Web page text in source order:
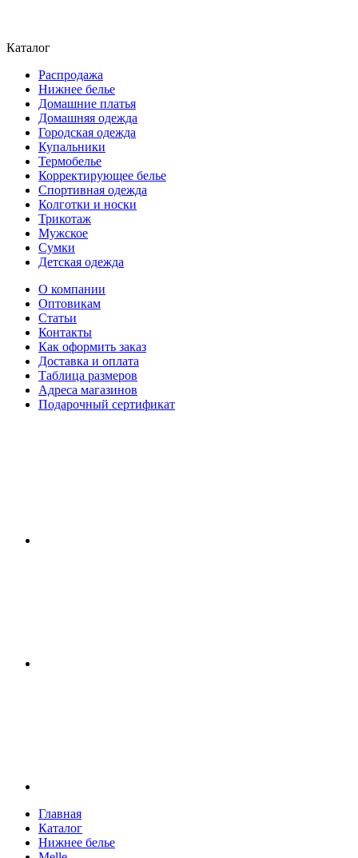
Каталог
Распродажа
Нижнее белье
Домашние платья
Домашняя одежда
Городская одежда
Купальники
Термобелье
Корректирующее белье
Спортивная одежда
Колготки и носки
Трикотаж
Мужское
Сумки
Детская одежда
О компании
Оптовикам
Статьи
Контакты
Как оформить заказ
Доставка и оплата
Таблица размеров
Адреса магазинов
Подарочный сертификат
Главная
Каталог
Нижнее белье